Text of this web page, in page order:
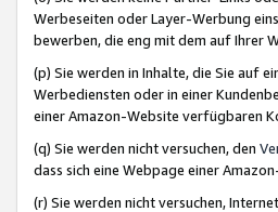
Werbeseiten oder Layer-Werbung
bewerben, die eng mit dem auf Ihrer
(p) Sie werden in Inhalte, die Sie auf
Werbediensten oder in einer
einer Amazon-Website verfügbaren
(q) Sie werden nicht versuchen, den
dass sich eine Webpage einer
(r) Sie werden nicht versuchen,